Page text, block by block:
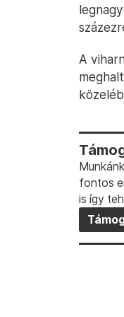
A
fontos
is így